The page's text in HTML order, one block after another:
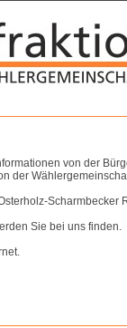
von der
der
Scharmbecker
Sie bei uns finden.